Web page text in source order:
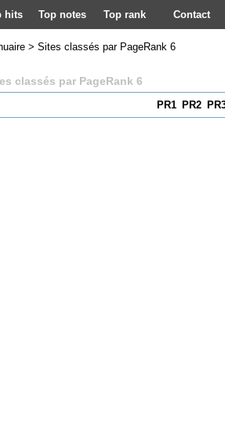
hits Top notes Top rank Contact
> Sites classés par PageRank 6
classés par PageRank 6
PR1 PR2